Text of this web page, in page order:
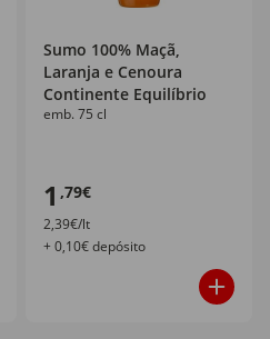
Sumo 100% Maçã,
Laranja e Cenoura
Continente Equilíbrio
emb. 75 cl
1 ,79€
2,39€/lt
+ 0,10€ depósito